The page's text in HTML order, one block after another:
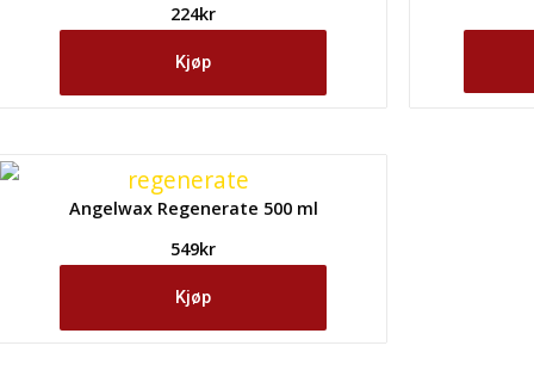
224kr
Kjøp
Angelwax Regenerate 500 ml
549kr
Kjøp